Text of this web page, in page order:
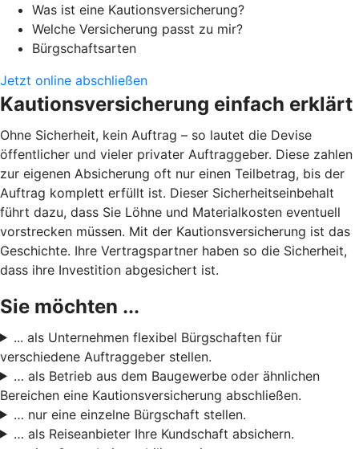
Was ist eine Kautionsversicherung?
Welche Versicherung passt zu mir?
Bürgschaftsarten
Jetzt online abschließen
Kautionsversicherung einfach erklärt
Ohne Sicherheit, kein Auftrag – so lautet die Devise
öffentlicher und vieler privater Auftraggeber. Diese zahlen
zur eigenen Absicherung oft nur einen Teilbetrag, bis der
Auftrag komplett erfüllt ist. Dieser Sicherheitseinbehalt
führt dazu, dass Sie Löhne und Materialkosten eventuell
vorstrecken müssen. Mit der Kautionsversicherung ist das
Geschichte. Ihre Vertragspartner haben so die Sicherheit,
dass ihre Investition abgesichert ist.
Sie möchten ...
... als Unternehmen flexibel Bürgschaften für
verschiedene Auftraggeber stellen.
… als Betrieb aus dem Baugewerbe oder ähnlichen
Bereichen eine Kautionsversicherung abschließen.
… nur eine einzelne Bürgschaft stellen.
… als Reiseanbieter Ihre Kundschaft absichern.